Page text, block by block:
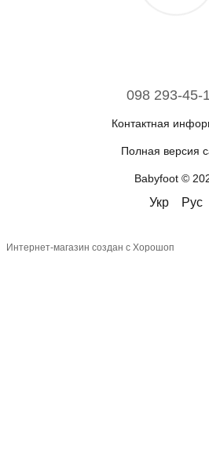
098 293-45-
Контактная
Полная версия
Babyfoot ©
Укр Рус
Интернет-магазин создан с Хорошоп